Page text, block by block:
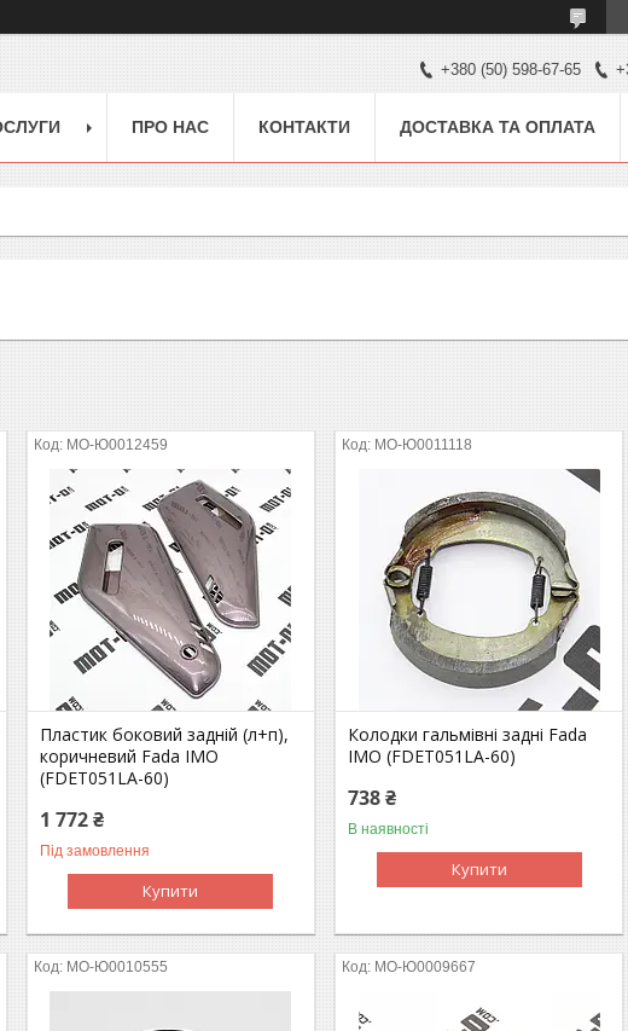
+380 (50) 598-67-65
ПРО НАС КОНТАКТИ ДОСТАВКА ТА ОПЛАТА
MO-Ю0012459
Пластик боковий задній (л+п),
коричневий Fada IMO
(FDET051LA-60)
1 772 ₴
Під замовлення
Купити
MO-Ю0011118
Колодки гальмівні задні Fada
IMO (FDET051LA-60)
738 ₴
В наявності
Купити
MO-Ю0010555 MO-Ю0009667